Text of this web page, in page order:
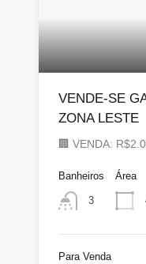
VENDE-SE
ZONA LESTE
🏢 VENDA:
Banheiros
3
Área
Para Venda